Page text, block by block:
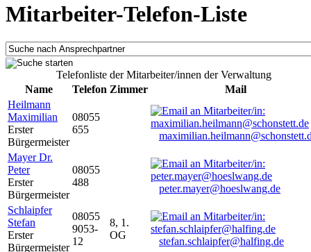
Mitarbeiter-Telefon-Liste
Telefonliste der Mitarbeiter/innen der Verwaltung
Name
Telefon Zimmer
Mail
Heilmann
Maximilian
Erster
Bürgermeister
08055
655
Mayer Dr.
Peter
Erster
Bürgermeister
08055
488
peter.mayer@hoeslwang.de
Schlaipfer
Stefan
Erster
Bürgermeister
08055
9053-
12
8, 1.
OG
stefan.schlaipfer@halfing.de